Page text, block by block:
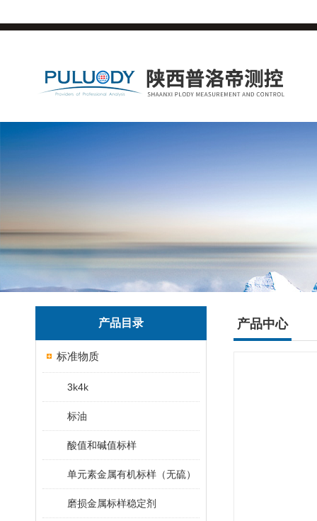
产品目录
标准物质
3k4k
标油
酸值和碱值标样
单元素金属有机标样（无硫）
磨损金属标样稳定剂
产品中心